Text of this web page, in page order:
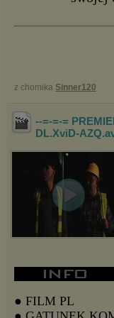
z chomika Sinner120
--=-=-=
DL.XviD-AZQ
● FILM PL